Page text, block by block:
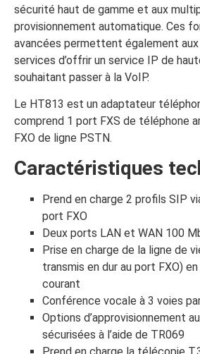
sécurité haut de gamme et aux
provisionnement automatique. Ces
avancées permettent également
services d’offrir un service IP de
souhaitant passer à la VoIP.
Le HT813 est un adaptateur
comprend 1 port FXS de téléphone
FXO de ligne PSTN.
Caractéristiques
Prend en charge 2 profils SIP
port FXO
Deux ports LAN et WAN 100
Prise en charge de la ligne de
transmis en dur au port FXO)
courant
Conférence vocale à 3 voies
Options d’approvisionnement
sécurisées à l’aide de TR069